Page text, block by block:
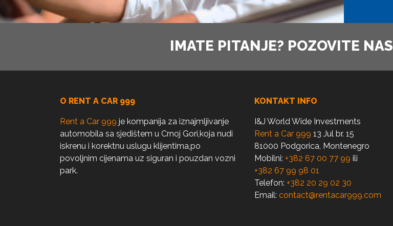
IMATE PITANJE? POZOVITE NAS
O RENT A CAR 999
Rent a Car 999 je kompanija za iznajmljivanje
automobila sa sjedištem u Crnoj Gori,koja nudi
iskrenu i korektnu uslugu klijentima,po
povoljnim cijenama uz siguran i pouzdan vozni
park.
KONTAKT INFO
I&J World Wide Investments
Rent a Car 999 13 Jul br. 15
81000 Podgorica, Montenegro
Mobilni: +382 67 00 77 99 ili
+382 67 99 98 01
Telefon: +382 20 29 02 30
Email: contact@rentacar999.com